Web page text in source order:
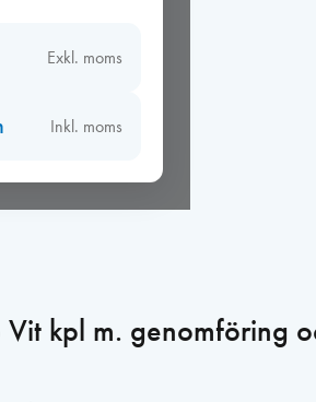
Exkl. moms
Inkl. moms
Vit kpl m. genomföring